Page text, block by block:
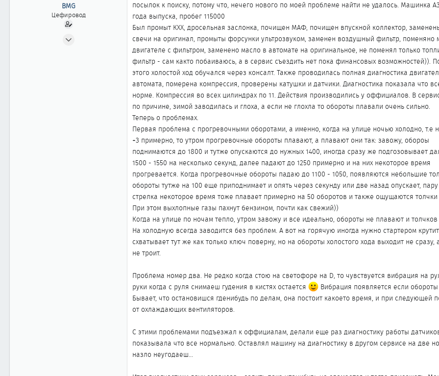
BMG
Цефировод
посылок к поиску, потому что, нечего нового по моей проблеме найти не удалось. Машинка
года выпуска, пробег 115000
Был промыт КХХ, дросельная заслонка, почищен МАФ, почищен впускной коллектор,
свечи на оригинал, промыты форсунки ультрозвуком, заменен воздушный фильтр, поменяно
двигателе с фильтром, заменено масло в автомате на оригинальное, не поменял только
фильтр - сам както побаиваюсь, а в сервис съездить нет пока финансовых возможностей)).
этого холостой ход обучался через консалт. Также проводилась полная диагностика
автомата, померена компрессия, проверены катушки и датчики. Диагностика показала что
норме. Компрессия во всех цилиндрах по 11. Действия производились у оффициалов. В
по причине, зимой заводилась и глоха, а если не глохла то обороты плавали очень сильно.
Теперь о проблемах.
Первая проблема с прогревочными оборотами, а именно, когда на улице ночью холодно, т.е
+3 примерно, то утром прогревочные обороты плавают, а плавают они так: завожу, обороы
поднимаются до 1800 и тутже опускаются до нужных 1400, иногда сразу же подгозовывает
1500 - 1550 на несколько секунд, далее падают до 1250 примерно и на них некоторое время
прогревается. Когда прогревочные обороты падаю до 1100 - 1050, появляются небольшие
обороты тутже на 100 еще приподнимает и опять через секунду или две назад опускает,
стрелка некоторое время тоже плавает примерно на 50 оборотов и также ощущаются толчки
При этом выхлопные газы пахнут бензином, почти как свежий))
Когда на улице по ночам тепло, утром завожу и все идеально, обороты не плавают и
На холодную всегда заводится без проблем. А вот на горячую иногда нужно стартером
схватывает тут же как только ключ поверну, но на обороты холостого хода выходит не
не троит.
Проблема номер два. Не редко когда стою на светофоре на D, то чувствуется вибрация на
руки когда с руля снимаеш гудения в кистях остается
Вибрация появляется если
Бывает, что остановишся гденибудь по делам, она постоит какоето время, и при
от охлаждающих вентиляторов.
С этими проблемами подъезжал к оффициалам, делали еще раз диагностику работы
показывала что все нормально. Оставлял машину на диагностику в другом сервисе на две
назло неугодаеш...